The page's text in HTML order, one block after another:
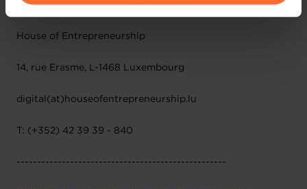
vos données personnelles, vous pouvez consulter notre
Charte d’usage des cookies
CONTACT:
House of Entrepreneurship
14, rue Erasme, L-1468 Luxembourg
digital(at)houseofentrepreneurship.lu
T: (+352) 42 39 39 - 840
---------------------------------------------------